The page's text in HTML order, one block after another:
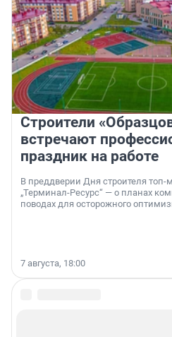
Строители
встречают
праздник на работе
В преддверии Дня строителя
„Терминал-Ресурс“ — о планах
поводах для осторожного
7 августа, 18:00